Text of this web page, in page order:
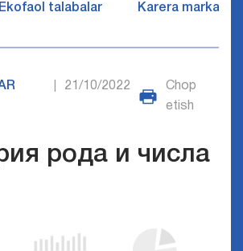
Ekofaol talabalar Karera markazi
21/10/2022
Chop
etish
рода и числа